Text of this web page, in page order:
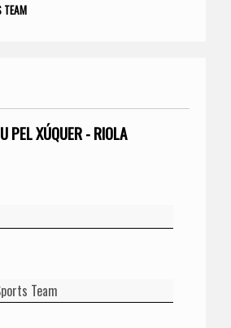
TEAM
PEL XÚQUER - RIOLA